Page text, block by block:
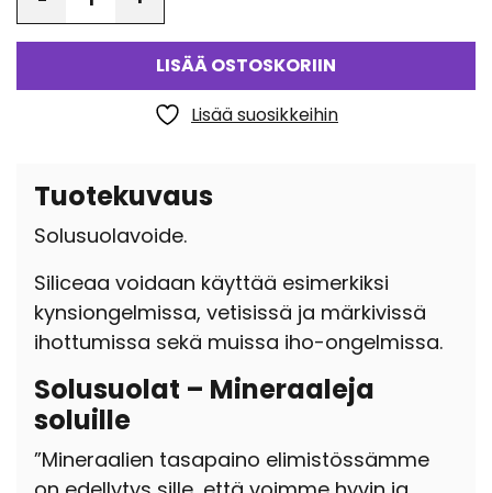
LISÄÄ OSTOSKORIIN
Lisää suosikkeihin
Tuotekuvaus
Solusuolavoide.
Siliceaa voidaan käyttää esimerkiksi
kynsiongelmissa, vetisissä ja märkivissä
ihottumissa sekä muissa iho-ongelmissa.
Solusuolat – Mineraaleja
soluille
”Mineraalien tasapaino elimistössämme